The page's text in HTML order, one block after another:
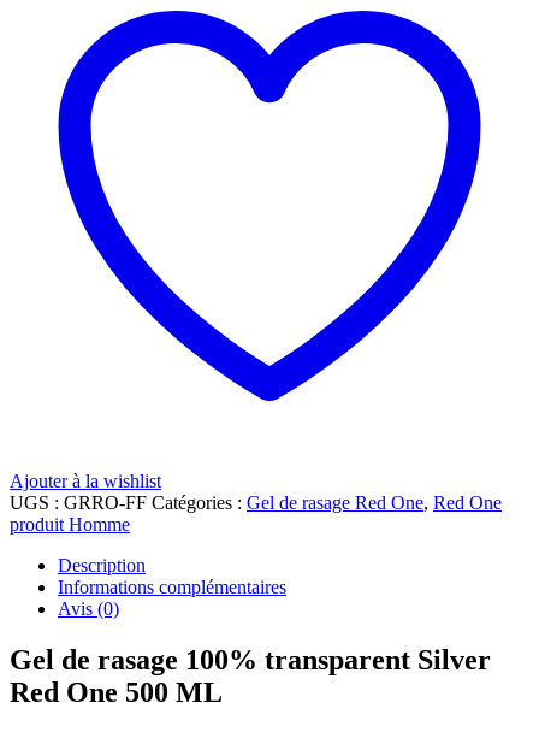
Ajouter à la wishlist
UGS : GRRO-FF Catégories : Gel de rasage Red One, Red One
produit Homme
Description
Informations complémentaires
Avis (0)
Gel de rasage 100% transparent Silver
Red One 500 ML